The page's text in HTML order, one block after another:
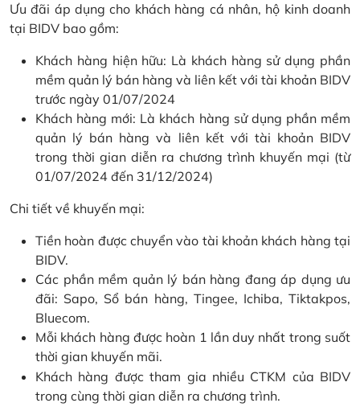
Ưu đãi áp dụng cho khách hàng cá nhân, hộ kinh doanh
tại BIDV bao gồm:
Khách hàng hiện hữu: Là khách hàng sử dụng phần
mềm quản lý bán hàng và liên kết với tài khoản BIDV
trước ngày 01/07/2024
Khách hàng mới: Là khách hàng sử dụng phần mềm
quản lý bán hàng và liên kết với tài khoản BIDV
trong thời gian diễn ra chương trình khuyến mại (từ
01/07/2024 đến 31/12/2024)
Chi tiết về khuyến mại:
Tiền hoàn được chuyển vào tài khoản khách hàng tại
BIDV.
Các phần mềm quản lý bán hàng đang áp dụng ưu
đãi: Sapo, Sổ bán hàng, Tingee, Ichiba, Tiktakpos,
Bluecom.
Mỗi khách hàng được hoàn 1 lần duy nhất trong suốt
thời gian khuyến mãi.
Khách hàng được tham gia nhiều CTKM của BIDV
trong cùng thời gian diễn ra chương trình.